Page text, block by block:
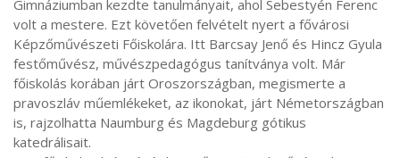
Gimnáziumban kezdte tanulmányait, ahol Sebestyén Ferenc
volt a mestere. Ezt követően felvételt nyert a fővárosi
Képzőművészeti Főiskolára. Itt Barcsay Jenő és Hincz Gyula
festőművész, művészpedagógus tanítványa volt. Már
főiskolás korában járt Oroszországban, megismerte a
pravoszláv műemlékeket, az ikonokat, járt Németországban
is, rajzolhatta Naumburg és Magdeburg gótikus
katedrálisait.